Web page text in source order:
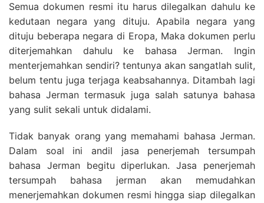
Semua dokumen resmi itu harus dilegalkan dahulu ke
kedutaan negara yang dituju. Apabila negara yang
dituju beberapa negara di Eropa, Maka dokumen perlu
diterjemahkan dahulu ke bahasa Jerman. Ingin
menterjemahkan sendiri? tentunya akan sangatlah sulit,
belum tentu juga terjaga keabsahannya. Ditambah lagi
bahasa Jerman termasuk juga salah satunya bahasa
yang sulit sekali untuk didalami.
Tidak banyak orang yang memahami bahasa Jerman.
Dalam soal ini andil jasa penerjemah tersumpah
bahasa Jerman begitu diperlukan. Jasa penerjemah
tersumpah bahasa jerman akan memudahkan
menerjemahkan dokumen resmi hingga siap dilegalkan